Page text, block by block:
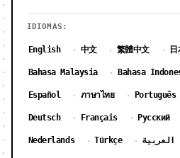
IDIOMAS:
English · 中文 · 繁體中文 ·
Bahasa Malaysia · Bahasa
Español · ภาษาไทย · Português
Deutsch · Français · Русский
Nederlands · Türkçe · العربية